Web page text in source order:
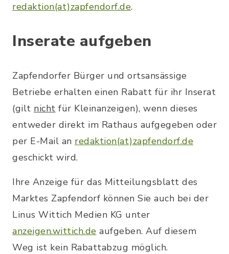
redaktion(at)zapfendorf.de.
Inserate aufgeben
Zapfendorfer Bürger und ortsansässige
Betriebe erhalten einen Rabatt für ihr Inserat
(gilt nicht für Kleinanzeigen), wenn dieses
entweder direkt im Rathaus aufgegeben oder
per E-Mail an redaktion(at)zapfendorf.de
geschickt wird.
Ihre Anzeige für das Mitteilungsblatt des
Marktes Zapfendorf können Sie auch bei der
Linus Wittich Medien KG unter
anzeigen.wittich.de aufgeben. Auf diesem
Weg ist kein Rabattabzug möglich.